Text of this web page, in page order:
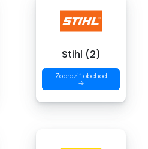
Stihl (2)
Zobraziť obchod
→